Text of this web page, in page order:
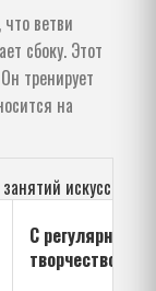
ветви
сбоку. Этот
тренирует
на
искусством
С регулярным
творчеством